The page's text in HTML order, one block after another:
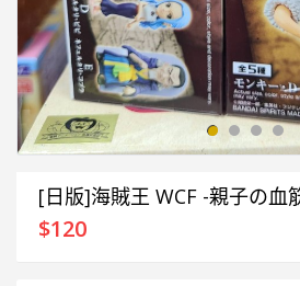
[日版]海賊王 WCF -親子の
$120